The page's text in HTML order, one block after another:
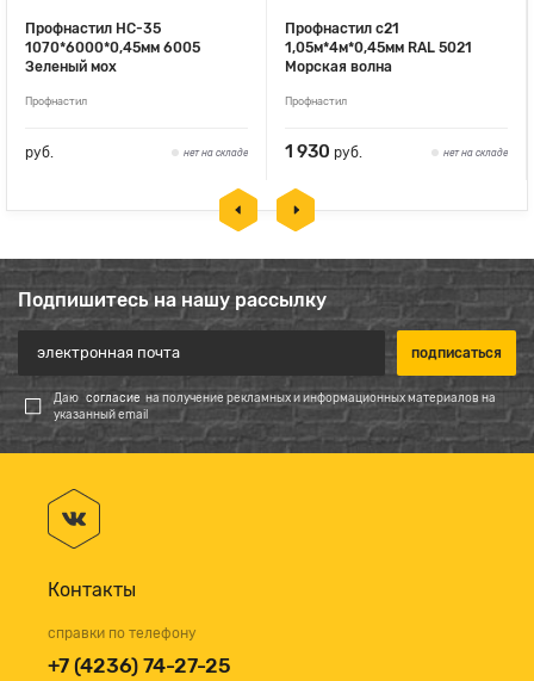
Профнастил НС-35
1070*6000*0,45мм 6005
Зеленый мох
Профнастил
руб. нет на складе
Профнастил с21
1,05м*4м*0,45мм RAL 5021
Морская волна
Профнастил
1 930 руб. нет на складе
Подпишитесь на нашу рассылку
Даю согласие на получение рекламных и информационных материалов на
указанный email
Контакты
справки по телефону
+7 (4236) 74-27-25